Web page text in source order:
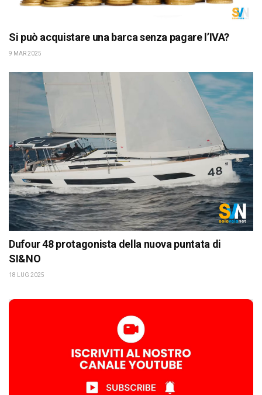
Si può acquistare una barca senza pagare l’IVA?
9 MAR 2025
Dufour 48 protagonista della nuova puntata di
SI&NO
18 LUG 2025